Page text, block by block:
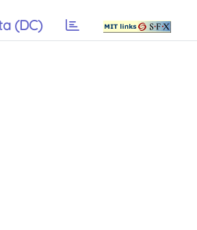
(DC)